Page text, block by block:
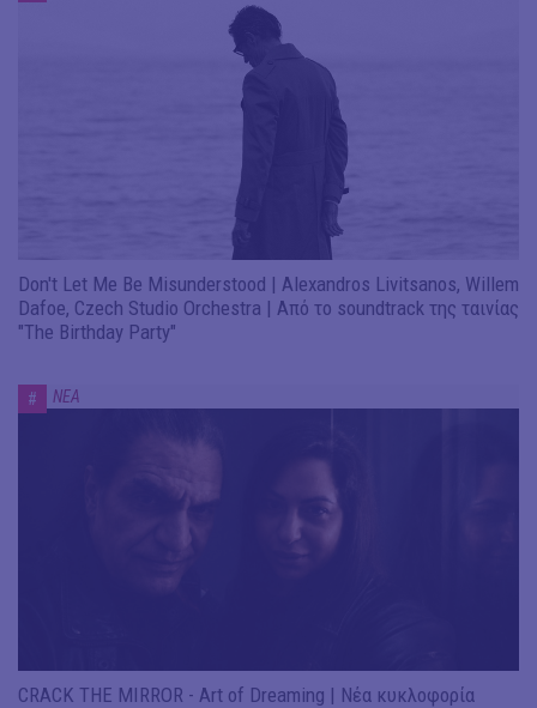
Don't Let Me Be Misunderstood | Alexandros Livitsanos, Willem
Dafoe, Czech Studio Orchestra | Από το soundtrack της ταινίας
"The Birthday Party"
# ΝΕΑ
CRACK THE MIRROR - Art of Dreaming | Νέα κυκλοφορία